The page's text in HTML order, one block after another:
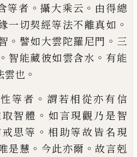
等者 。攝大乘云 。 由得總
一切契經等法不離真如 。
。 譬如大雲陀羅尼門 。 三
。 智能藏彼如雲含水 。 有能
雲也 。
等者 。 謂若相從亦有信
智體 。 如言現觀乃是智
思等 。 相助等故皆名 現
是慧 。 今此亦爾 。故言剋